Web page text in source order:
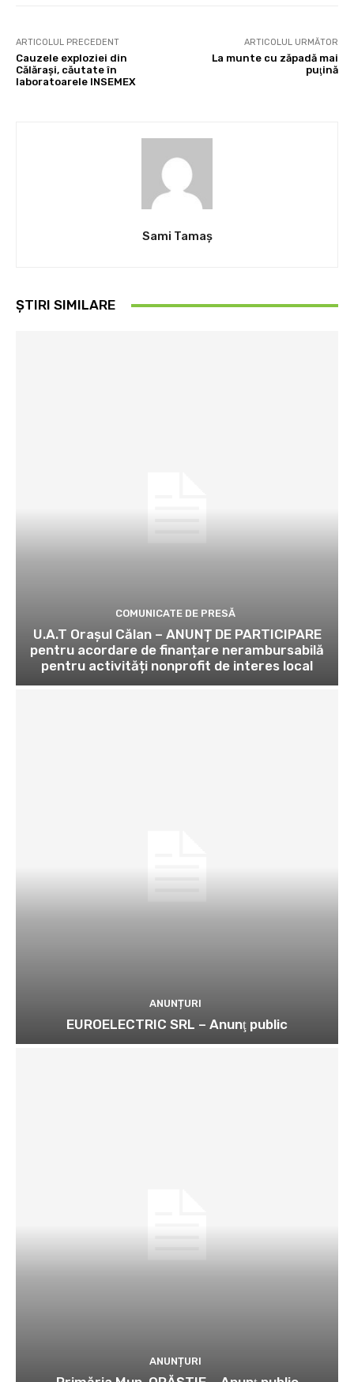
ARTICOLUL PRECEDENT
Cauzele exploziei din
Călăraşi, căutate în
laboratoarele INSEMEX
ARTICOLUL URMĂTOR
La munte cu zăpadă mai
puţină
Sami Tamaş
ȘTIRI SIMILARE
COMUNICATE DE PRESĂ
U.A.T Orașul Călan – ANUNȚ DE PARTICIPARE
pentru acordare de finanțare nerambursabilă
pentru activități nonprofit de interes local
ANUNȚURI
EUROELECTRIC SRL – Anunţ public
ANUNȚURI